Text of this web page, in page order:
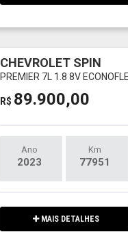
CHEVROLET SPIN
PREMIER 7L 1.8 8V
R$ 89.900,00
Ano
2023
Km
77951
MAIS DETALHES